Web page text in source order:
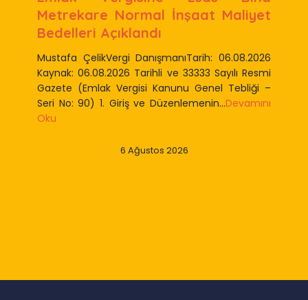
Metrekare Normal İnşaat Maliyet
Bedelleri Açıklandı
Mustafa ÇelikVergi DanışmanıTarih: 06.08.2026
Kaynak: 06.08.2026 Tarihli ve 33333 Sayılı Resmi
Gazete (Emlak Vergisi Kanunu Genel Tebliği –
Seri No: 90) 1. Giriş ve Düzenlemenin...Devamını
Oku
6 Ağustos 2026